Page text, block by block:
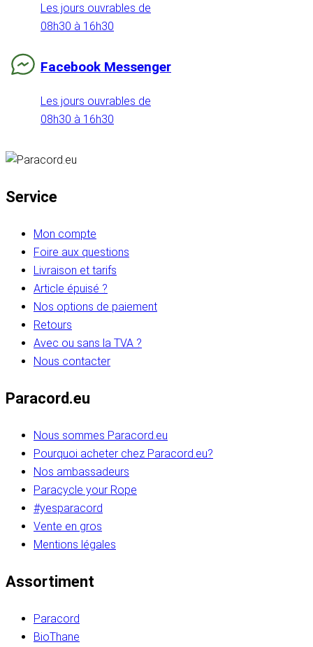
Les jours ouvrables de
08h30 à 16h30
Facebook Messenger
Les jours ouvrables de
08h30 à 16h30
Service
Mon compte
Foire aux questions
Livraison et tarifs
Article épuisé ?
Nos options de paiement
Retours
Avec ou sans la TVA ?
Nous contacter
Paracord.eu
Nous sommes Paracord.eu
Pourquoi acheter chez Paracord.eu?
Nos ambassadeurs
Paracycle your Rope
#yesparacord
Vente en gros
Mentions légales
Assortiment
Paracord
BioThane